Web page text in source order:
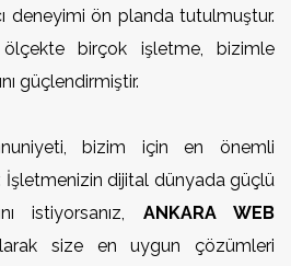
deneyimi ön planda tutulmuştur.
birçok işletme, bizimle
güçlendirmiştir.
bizim için en önemli
İşletmenizin dijital dünyada güçlü
istiyorsanız, ANKARA WEB
size en uygun çözümleri